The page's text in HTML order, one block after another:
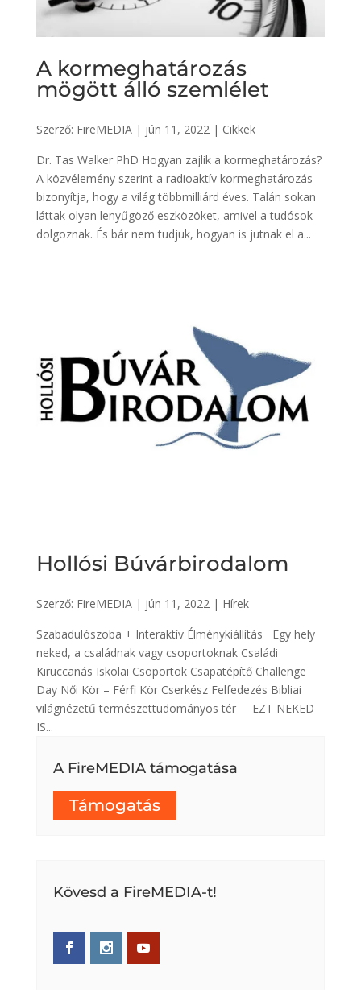
A kormeghatározás
mögött álló szemlélet
Szerző: FireMEDIA| jún 11, 2022| Cikkek
Dr. Tas Walker PhD Hogyan zajlik a kormeghatározás?
A közvélemény szerint a radioaktív kormeghatározás
bizonyítja, hogy a világ többmilliárd éves. Talán sokan
láttak olyan lenyűgöző eszközöket, amivel a tudósok
dolgoznak. És bár nem tudjuk, hogyan is jutnak el a...
Hollósi Búvárbirodalom
Szerző: FireMEDIA| jún 11, 2022 | Hírek
Szabadulószoba + Interaktív Élménykiállítás Egy hely
neked, a családnak vagy csoportoknak Családi
Kiruccanás Iskolai Csoportok Csapatépítő Challenge
Day Női Kör – Férfi Kör Cserkész Felfedezés Bibliai
világnézetű természettudományos tér EZT NEKED
IS...
A FireMEDIA támogatása
Támogatás
Kövesd a FireMEDIA-t!